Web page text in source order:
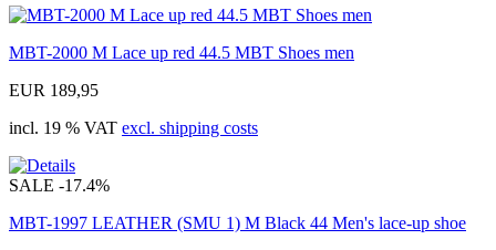
MBT-2000 M Lace up red 44.5 MBT Shoes men
EUR 189,95
incl. 19 % VAT excl. shipping costs
SALE -17.4%
MBT-1997 LEATHER (SMU 1) M Black 44 Men's lace-up shoe